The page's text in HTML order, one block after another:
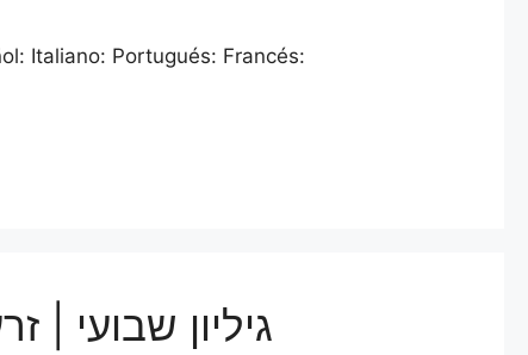
Italiano: Portugués: Francés:
גיליון שבועי